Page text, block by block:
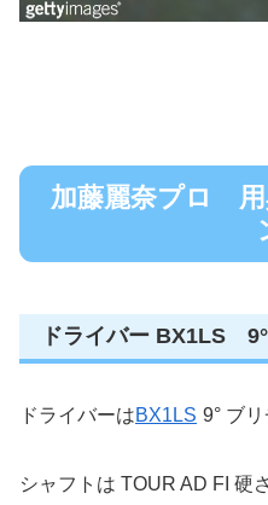
加藤麗奈プロ 用
ドライバー BX1LS
ドライバーはBX1LS 9° ブ
シャフトは TOUR AD FI 硬